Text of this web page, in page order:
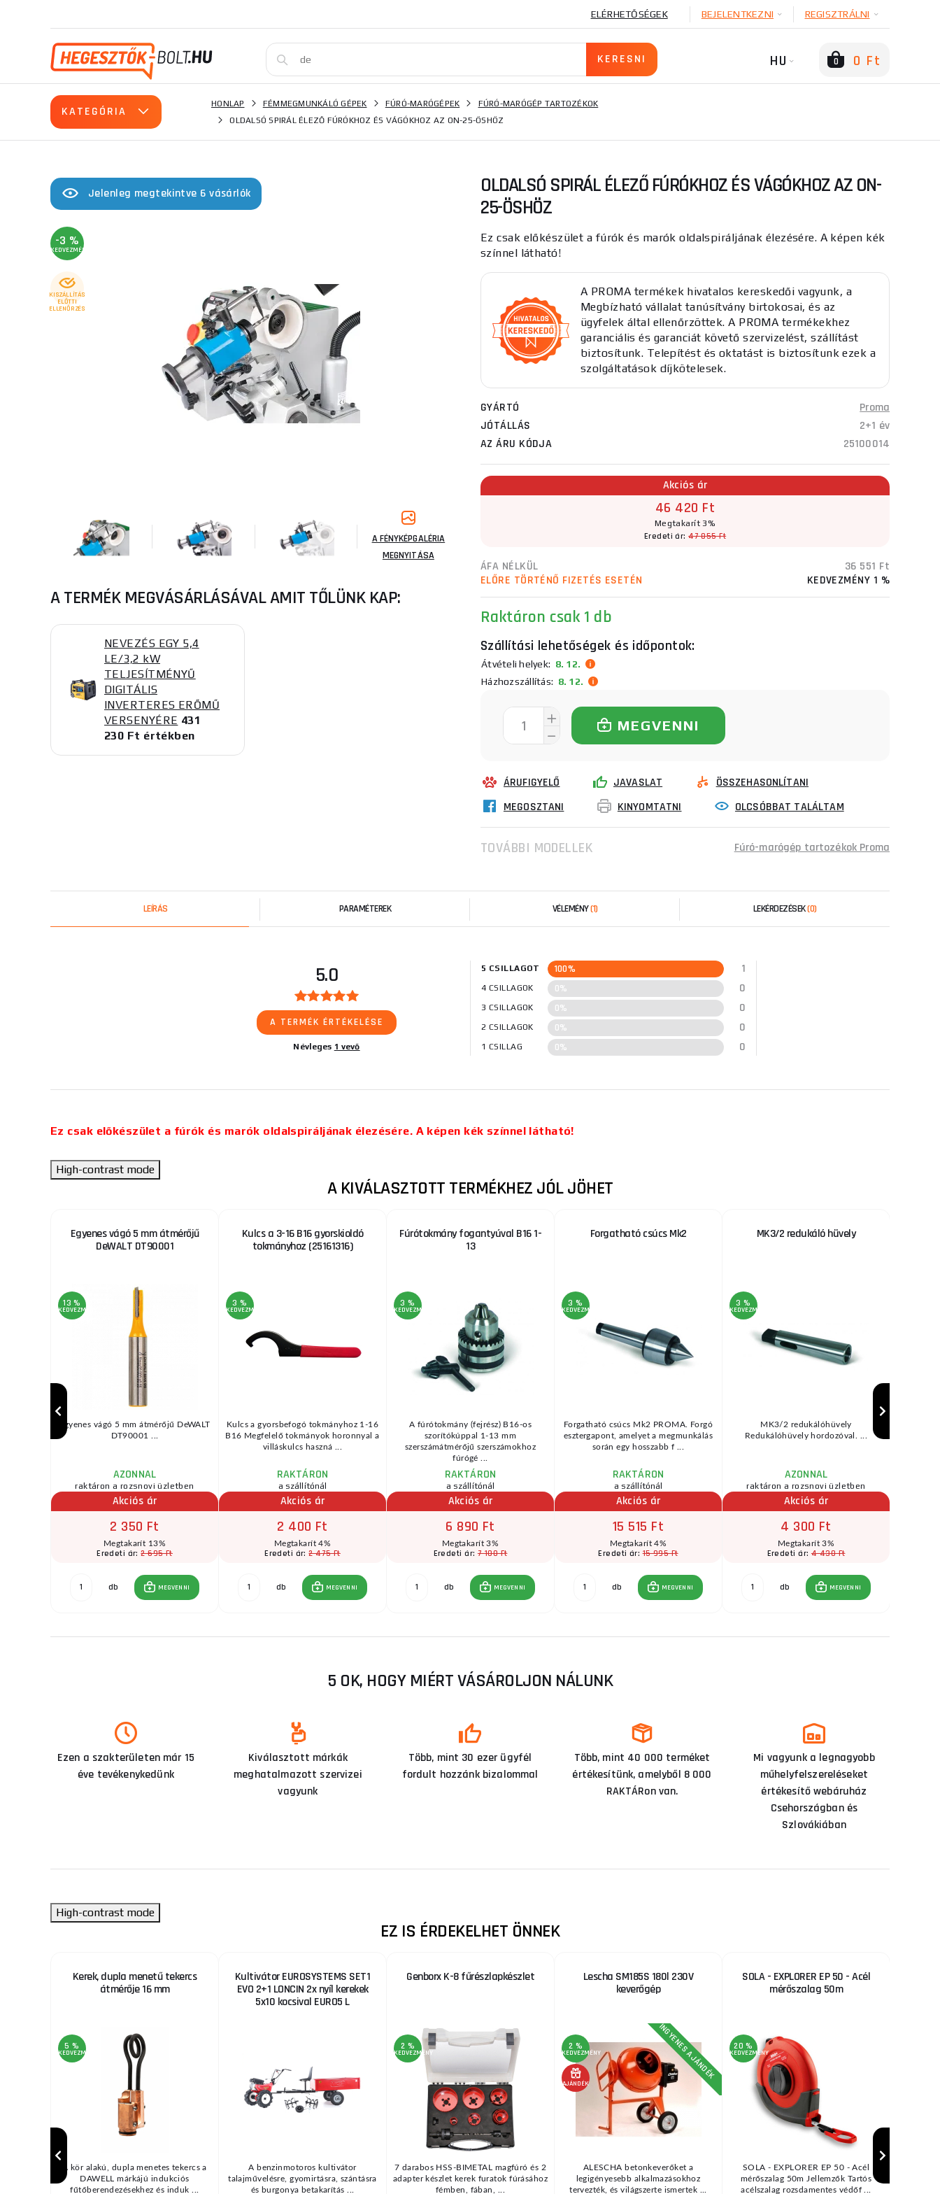
ELÉRHETŐSÉGEK BEJELENTKEZNI REGISZTRÁLNI
HU 0 0 Ft
KATEGÓRIA
HONLAP FÉMMEGMUNKÁLÓ GÉPEK FÚRÓ-MARÓGÉPEK
FÚRÓ-MARÓGÉP TARTOZÉKOK
OLDALSÓ SPIRÁL ÉLEZŐ FÚRÓKHOZ ÉS VÁGÓKHOZ AZ ON-25-ÖSHÖZ
Jelenleg megtekintve 6 vásárlók
-3 %
KEDVEZMÉNY
KISZÁLLÍTÁS
ELŐTTI
ELLENŐRZÉS
A FÉNYKÉPGALÉRIA
MEGNYITÁSA
A TERMÉK MEGVÁSÁRLÁSÁVAL AMIT TŐLÜNK KAP:
NEVEZÉS EGY 5,4
LE/3,2 kW
TELJESÍTMÉNYŰ
DIGITÁLIS
INVERTERES ERŐMŰ
VERSENYÉRE 431
230 Ft értékben
OLDALSÓ SPIRÁL ÉLEZŐ FÚRÓKHOZ ÉS VÁGÓKHOZ AZ ON-
25-ÖSHÖZ
Ez csak előkészület a fúrók és marók oldalspiráljának élezésére. A képen kék
színnel látható!
A PROMA termékek hivatalos kereskedői vagyunk, a
Megbízható vállalat tanúsítvány birtokosai, és az
ügyfelek által ellenőrzöttek. A PROMA termékekhez
garanciális és garanciát követő szervizelést, szállítást
biztosítunk. Telepítést és oktatást is biztosítunk ezek a
szolgáltatások díjkötelesek.
GYÁRTÓ
Proma
JÓTÁLLÁS
2+1 év
AZ ÁRU KÓDJA
25100014
Akciós ár
46 420 Ft
Megtakarít 3%
Eredeti ár:47 855 Ft
ÁFA NÉLKÜL
36 551 Ft
ELŐRE TÖRTÉNŐ FIZETÉS ESETÉN
KEDVEZMÉNY 1 %
Raktáron csak 1 db
Szállítási lehetőségek és időpontok:
Átvételi helyek: 8. 12.
Házhozszállítás: 8. 12.
MEGVENNI
ÁRUFIGYELŐ JAVASLAT
ÖSSZEHASONLÍTANI
MEGOSZTANI
KINYOMTATNI OLCSÓBBAT TALÁLTAM
TOVÁBBI MODELLEK Fúró-marógép tartozékok Proma
LEÍRÁS PARAMÉTEREK VÉLEMÉNY(1) LEKÉRDEZÉSEK(0)
5.0
A TERMÉK ÉRTÉKELÉSE
Névleges 1 vevő
5 CSILLAGOT 100% 1
4 CSILLAGOK 0% 0
3 CSILLAGOK 0% 0
2 CSILLAGOK 0% 0
1 CSILLAG 0% 0
Ez csak előkészület a fúrók és marók oldalspiráljának élezésére. A képen kék színnel látható!
High-contrast mode
A KIVÁLASZTOTT TERMÉKHEZ JÓL JÖHET
Egyenes vágó 5 mm átmérőjű
DeWALT DT90001
13 %
KEDVEZMÉNY
Egyenes vágó 5 mm átmérőjű DeWALT
DT90001 ...
AZONNAL
raktáron a rozsnovi üzletben
Akciós ár
2 350 Ft
Megtakarít 13%
Eredeti ár:2 695 Ft
db MEGVENNI
Kulcs a 3-16 B16 gyorskioldó
tokmányhoz (25161316)
3 %
KEDVEZMÉNY
Kulcs a gyorsbefogó tokmányhoz 1-16
B16 Megfelelő tokmányok horonnyal a
villáskulcs haszná ...
RAKTÁRON
a szállítónál
Akciós ár
2 400 Ft
Megtakarít 4%
Eredeti ár:2 475 Ft
db MEGVENNI
Fúrótokmány fogantyúval B16 1-
13
3 %
KEDVEZMÉNY
A fúrótokmány (fejrész) B16-os
szorítókúppal 1-13 mm
szerszámátmérőjű szerszámokhoz
fúrógé ...
RAKTÁRON
a szállítónál
Akciós ár
6 890 Ft
Megtakarít 3%
Eredeti ár:7 100 Ft
db MEGVENNI
Forgatható csúcs Mk2
3 %
KEDVEZMÉNY
Forgatható csúcs Mk2 PROMA. Forgó
esztergapont, amelyet a megmunkálás
során egy hosszabb f ...
RAKTÁRON
a szállítónál
Akciós ár
15 515 Ft
Megtakarít 4%
Eredeti ár:15 995 Ft
db MEGVENNI
MK3/2 redukáló hüvely
3 %
KEDVEZMÉNY
MK3/2 redukálóhüvely
Redukálóhüvely hordozóval. ...
AZONNAL
raktáron a rozsnovi üzletben
Akciós ár
4 300 Ft
Megtakarít 3%
Eredeti ár:4 430 Ft
db MEGVENNI
5 OK, HOGY MIÉRT VÁSÁROLJON NÁLUNK
Ezen a szakterületen már 15
éve tevékenykedünk
Kiválasztott márkák
meghatalmazott szervizei
vagyunk
Több, mint 30 ezer ügyfél
fordult hozzánk bizalommal
Több, mint 40 000 terméket
értékesítünk, amelyből 8 000
RAKTÁRon van.
Mi vagyunk a legnagyobb
műhelyfelszereléseket
értékesítő webáruház
Csehországban és
Szlovákiában
High-contrast mode
EZ IS ÉRDEKELHET ÖNNEK
Kerek, dupla menetű tekercs
átmérője 16 mm
5 %
KEDVEZMÉNY
A kör alakú, dupla menetes tekercs a
DAWELL márkájú indukciós
fűtőberendezésekhez és induk ...
Kultivátor EUROSYSTEMS SET1
EVO 2+1 LONCIN 2x nyíl kerekek
5x10 kocsival EURO5 L
A benzinmotoros kultivátor
talajművelésre, gyomirtásra, szántásra
és burgonya betakarítás ...
Genborx K-8 fűrészlapkészlet
2 %
KEDVEZMÉNY
7 darabos HSS-BIMETAL magfúró és 2
adapter készlet kerek furatok fúrásához
fémben, fában, ...
Lescha SM185S 180l 230V
keverőgép
2 %
KEDVEZMÉNY
AJÁNDÉK
INGYENES AJÁNDÉK
ALESCHA betonkeverőket a
legigényesebb alkalmazásokhoz
tervezték, és világszerte ismertek ...
SOLA - EXPLORER EP 50 - Acél
mérőszalag 50m
20 %
KEDVEZMÉNY
SOLA - EXPLORER EP 50 - Acél
mérőszalag 50m Jellemzők Tartós
acélszalag rozsdamentes védőf ...